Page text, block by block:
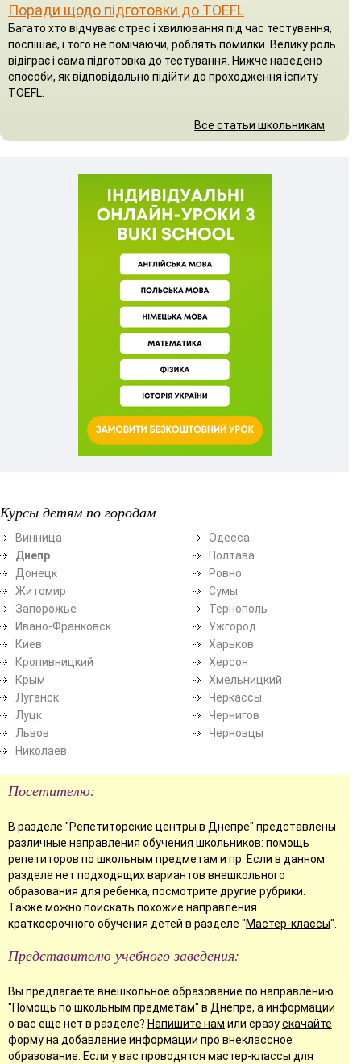
Поради щодо підготовки до TOEFL
Багато хто відчуває стрес і хвилювання під час тестування,
поспішає, і того не помічаючи, роблять помилки. Велику роль
відіграє і сама підготовка до тестування. Нижче наведено
способи, як відповідально підійти до проходження іспиту
TOEFL.
Все статьи школьникам
Курсы детям по городам
Винница
Днепр
Донецк
Житомир
Запорожье
Ивано-Франковск
Киев
Кропивницкий
Крым
Луганск
Луцк
Львов
Николаев
Одесса
Полтава
Ровно
Сумы
Тернополь
Ужгород
Харьков
Херсон
Хмельницкий
Черкассы
Чернигов
Черновцы
Посетителю:
В разделе "Репетиторские центры в Днепре" представлены
различные направления обучения школьников: помощь
репетиторов по школьным предметам и пр. Если в данном
разделе нет подходящих вариантов внешкольного
образования для ребенка, посмотрите другие рубрики.
Также можно поискать похожие направления
краткосрочного обучения детей в разделе "Мастер-классы".
Представителю учебного заведения:
Вы предлагаете внешкольное образование по направлению
"Помощь по школьным предметам" в Днепре, а информации
о вас еще нет в разделе? Напишите нам или сразускачайте
формуна добавление информации про внеклассное
образование. Если у вас проводятся мастер-классы для